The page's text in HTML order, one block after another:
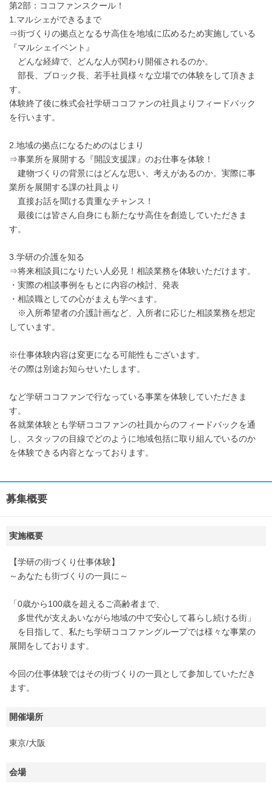
第2部：ココファンスクール！
1.マルシェができるまで
⇒街づくりの拠点となるサ高住を地域に広めるため実施している
『マルシェイベント』
どんな経緯で、どんな人が関わり開催されるのか。
部長、ブロック長、若手社員様々な立場での体験をして頂きま
す。
体験終了後に株式会社学研ココファンの社員よりフィードバック
を行います。
2.地域の拠点になるためのはじまり
⇒事業所を展開する『開設支援課』のお仕事を体験！
建物づくりの背景にはどんな思い、考えがあるのか。実際に事
業所を展開する課の社員より
直接お話を聞ける貴重なチャンス！
最後には皆さん自身にも新たなサ高住を創造していただきま
す。
3.学研の介護を知る
⇒将来相談員になりたい人必見！相談業務を体験いただけます。
・実際の相談事例をもとに内容の検討、発表
・相談職としての心がまえも学べます。
※入所希望者の介護計画など、入所者に応じた相談業務を想定
しています。
※仕事体験内容は変更になる可能性もございます。
その際は別途お知らせいたします。
など学研ココファンで行なっている事業を体験していただきま
す。
各就業体験とも学研ココファンの社員からのフィードバックを通
し、スタッフの目線でどのように地域包括に取り組んでいるのか
を体験できる内容となっております。
募集概要
実施概要
【学研の街づくり仕事体験】
～あなたも街づくりの一員に～
「0歳から100歳を超えるご高齢者まで、
多世代が支えあいながら地域の中で安心して暮らし続ける街」
を目指して、私たち学研ココファングループでは様々な事業の
展開をしております。
今回の仕事体験ではその街づくりの一員として参加していただき
ます。
開催場所
東京/大阪
会場